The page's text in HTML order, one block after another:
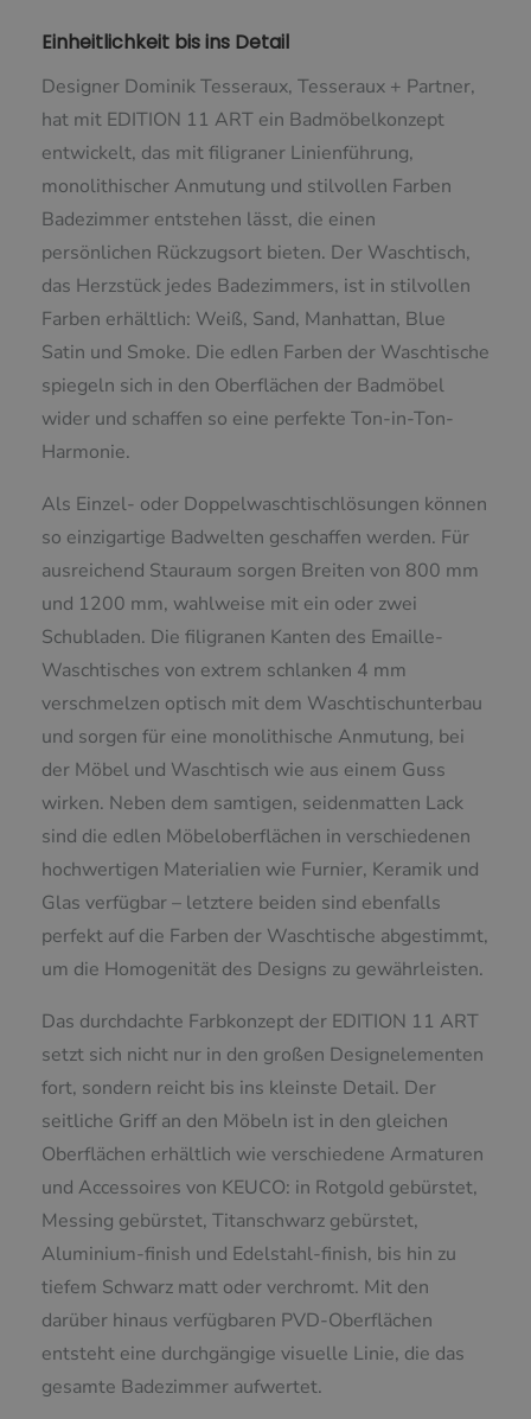
Einheitlichkeit bis ins Detail
Designer Dominik Tesseraux, Tesseraux + Partner,
hat mit EDITION 11 ART ein Badmöbelkonzept
entwickelt, das mit filigraner Linienführung,
monolithischer Anmutung und stilvollen Farben
Badezimmer entstehen lässt, die einen
persönlichen Rückzugsort bieten. Der Waschtisch,
das Herzstück jedes Badezimmers, ist in stilvollen
Farben erhältlich: Weiß, Sand, Manhattan, Blue
Satin und Smoke. Die edlen Farben der Waschtische
spiegeln sich in den Oberflächen der Badmöbel
wider und schaffen so eine perfekte Ton-in-Ton-
Harmonie.
Als Einzel- oder Doppelwaschtischlösungen können
so einzigartige Badwelten geschaffen werden. Für
ausreichend Stauraum sorgen Breiten von 800 mm
und 1200 mm, wahlweise mit ein oder zwei
Schubladen. Die filigranen Kanten des Emaille-
Waschtisches von extrem schlanken 4 mm
verschmelzen optisch mit dem Waschtischunterbau
und sorgen für eine monolithische Anmutung, bei
der Möbel und Waschtisch wie aus einem Guss
wirken. Neben dem samtigen, seidenmatten Lack
sind die edlen Möbeloberflächen in verschiedenen
hochwertigen Materialien wie Furnier, Keramik und
Glas verfügbar – letztere beiden sind ebenfalls
perfekt auf die Farben der Waschtische abgestimmt,
um die Homogenität des Designs zu gewährleisten.
Das durchdachte Farbkonzept der EDITION 11 ART
setzt sich nicht nur in den großen Designelementen
fort, sondern reicht bis ins kleinste Detail. Der
seitliche Griff an den Möbeln ist in den gleichen
Oberflächen erhältlich wie verschiedene Armaturen
und Accessoires von KEUCO: in Rotgold gebürstet,
Messing gebürstet, Titanschwarz gebürstet,
Aluminium-finish und Edelstahl-finish, bis hin zu
tiefem Schwarz matt oder verchromt. Mit den
darüber hinaus verfügbaren PVD-Oberflächen
entsteht eine durchgängige visuelle Linie, die das
gesamte Badezimmer aufwertet.